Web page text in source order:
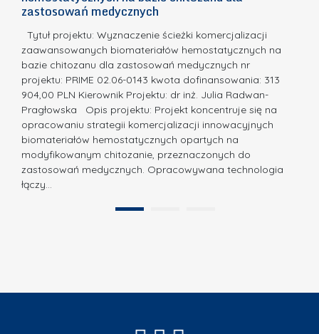
m
k
ó
w
z
P
o
l
i
w
a
c
j
a
.
N
a
t
zastosowań medycznych
Tytuł projektu: Wyznaczenie ścieżki komercjalizacji
zaawansowanych biomateriałów hemostatycznych na
bazie chitozanu dla zastosowań medycznych nr
projektu: PRIME 02.06-0143 kwota dofinansowania: 313
904,00 PLN Kierownik Projektu: dr inż. Julia Radwan-
Pragłowska Opis projektu: Projekt koncentruje się na
opracowaniu strategii komercjalizacji innowacyjnych
biomateriałów hemostatycznych opartych na
modyfikowanym chitozanie, przeznaczonych do
zastosowań medycznych. Opracowywana technologia
łączy…